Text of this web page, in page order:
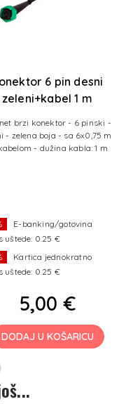
6 pin desni
zeleni+kabel 1 m
brzi konektor - 6 pinski -
- zelena boja - sa 6x0,75 m
- dužina kabla: 1 m
E-banking/gotovina
uštede: 0.25 €
Kartica jednokratno
uštede: 0.25 €
5,00 €
DODAJ U KOŠARICU